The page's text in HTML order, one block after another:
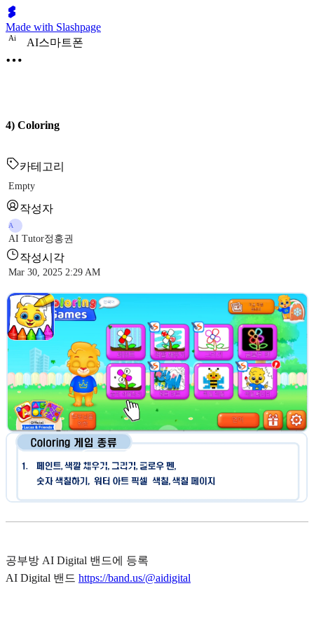
Made with Slashpage
Ai AI스마트폰
4) Coloring
카테고리
Empty
작성자
A
AI Tutor정홍권
작성시각
Mar 30, 2025 2:29 AM
공부방 AI Digital 밴드에 등록
AI Digital 밴드 https://band.us/@aidigital